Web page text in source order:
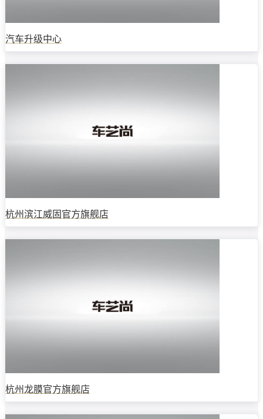
汽车升级中心
杭州滨江威固官方旗舰店
杭州龙膜官方旗舰店